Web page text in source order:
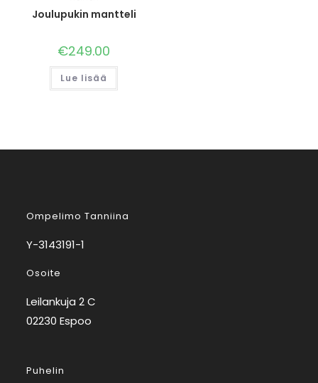
Joulupukin mantteli
€249.00
Lue lisää
Ompelimo Tanniina
Y-3143191-1
Osoite
Leilankuja 2 C
02230 Espoo
Puhelin